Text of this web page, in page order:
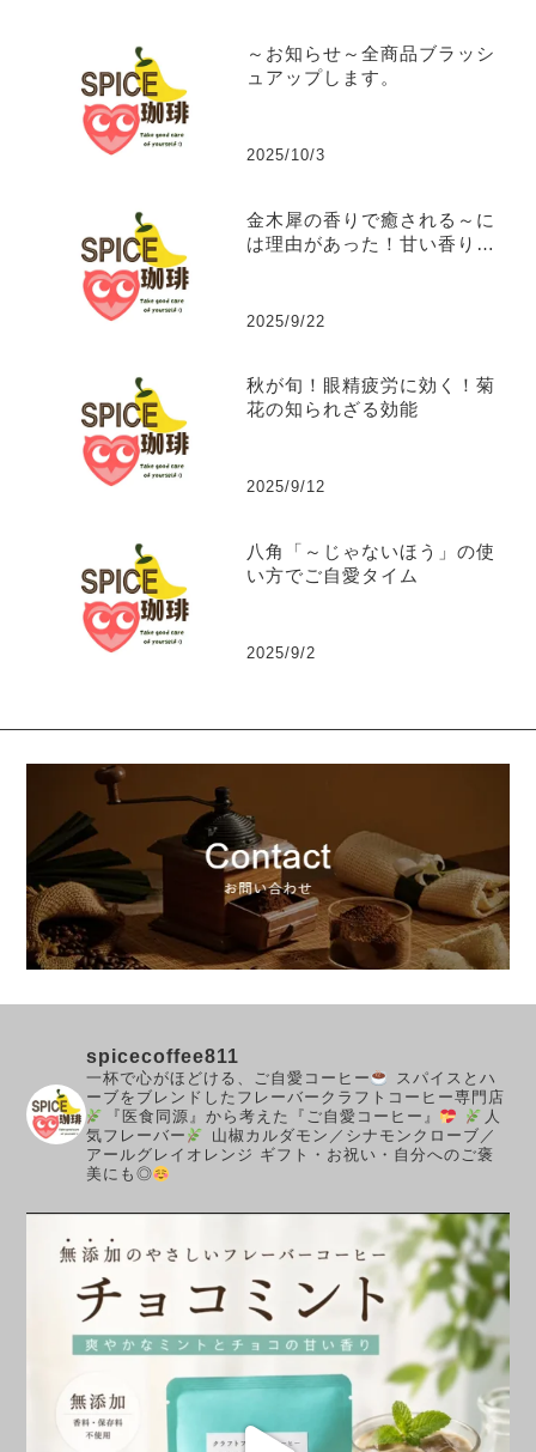
～お知らせ～全商品ブラッシ
ュアップします。
2025/10/3
金木犀の香りで癒される～に
は理由があった！甘い香りに
2025/9/22
秋が旬！眼精疲労に効く！菊
花の知られざる効能
2025/9/12
八角「～じゃないほう」の使
い方でご自愛タイム
2025/9/2
spicecoffee811
一杯で心がほどける、ご自愛コーヒー
スパイスとハ
ーブをブレンドしたフレーバークラフトコーヒー専門店
『医食同源』から考えた『ご自愛コーヒー』
人
気フレーバー
山椒カルダモン／シナモンクローブ／
アールグレイオレンジ ギフト・お祝い・自分へのご褒
美にも◎